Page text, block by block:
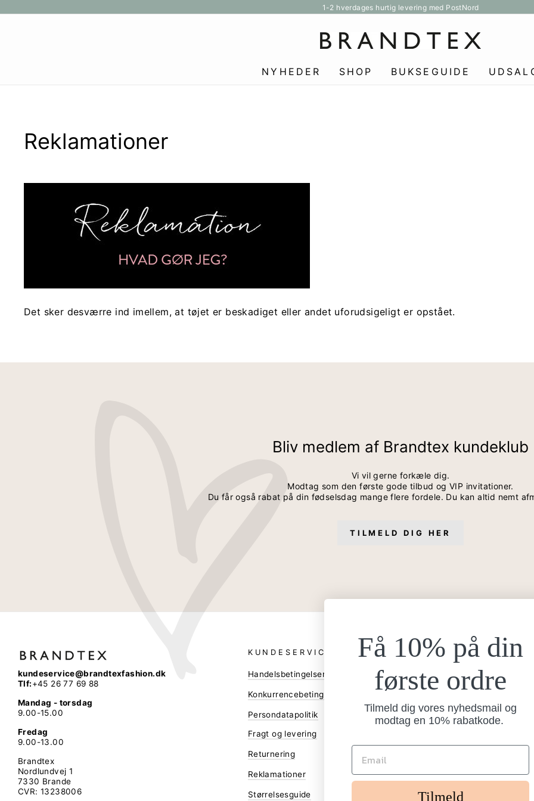
til
slideshow
1-2 hverdages hurtig levering med PostNord
NYHEDER SHOP BUKSEGUIDE
Reklamationer
Det sker desværre ind imellem, at tøjet er beskadiget eller andet uforudsigeligt er opstået.
Bliv medlem af Brandtex kundeklub
Vi vil gerne forkæle dig.
Modtag som den første gode tilbud og VIP invitationer.
Du får også rabat på din fødselsdag mange flere fordele. Du kan altid nemt
TILMELD DIG HER
kundeservice@brandtexfashion.dk
Tlf:+45 26 77 69 88
Mandag - torsdag
9.00-15.00
Fredag
9.00-13.00
Brandtex
Nordlundvej 1
7330 Brande
CVR: 13238006
KUNDESERVICE
Handelsbetingelser
Konkurrencebetingelser
Persondatapolitik
Fragt og levering
Returnering
Reklamationer
Størrelsesguide
ANDRE
Bliv forhandler
Assetbank
Få 10% på din
første ordre
Tilmeld dig vores nyhedsmail og
modtag en 10% rabatkode.
Tilmeld